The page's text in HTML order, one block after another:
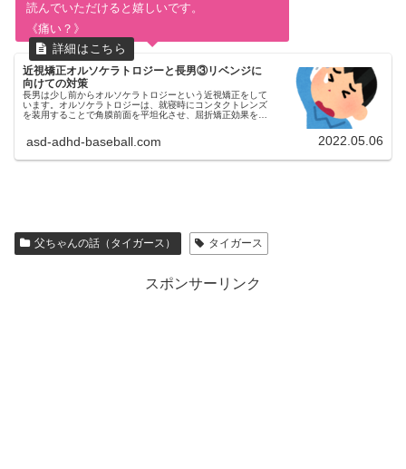
読んでいただけると嬉しいです。
《痛い？》
近視矯正オルソケラトロジーと長男③リベンジに
向けての対策
長男は少し前からオルソケラトロジーという近視矯正をして
います。オルソケラトロジーは、就寝時にコンタクトレンズ
を装用することで角膜前面を平坦化させ、屈折矯正効果を得
asd-adhd-baseball.com 2022.05.06
父ちゃんの話（タイガース） タイガース
スポンサーリンク